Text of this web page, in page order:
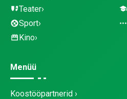
Teater
Sport
Kino
Menüü
Koostööpartnerid